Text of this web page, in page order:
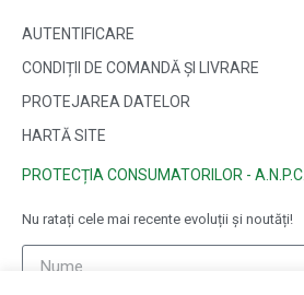
AUTENTIFICARE
CONDIȚII DE COMANDĂ ȘI LIVRARE
PROTEJAREA DATELOR
HARTĂ SITE
PROTECȚIA CONSUMATORILOR - A.N.P.C.
Nu ratați cele mai recente evoluții și noutăți!